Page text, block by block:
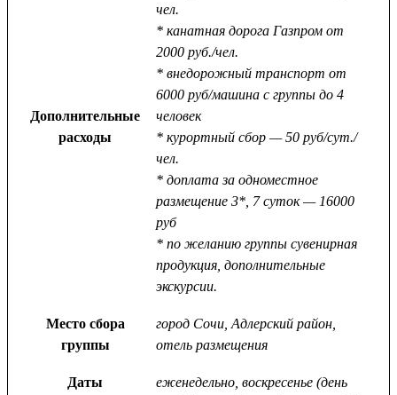
Дополнительные
расходы
чел.
* канатная дорога Газпром от
2000 руб./чел.
* внедорожный транспорт от
6000 руб/машина с группы до 4
человек
* курортный сбор — 50 руб/сут./
чел.
* доплата за одноместное
размещение 3*, 7 суток — 16000
руб
* по желанию группы сувенирная
продукция, дополнительные
экскурсии.
Место сбора
группы
город Сочи, Адлерский район,
отель размещения
Даты
еженедельно, воскресенье (день